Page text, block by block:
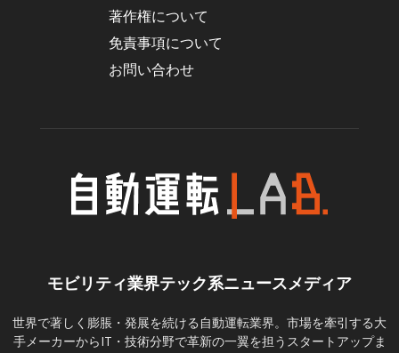
著作権について
免責事項について
お問い合わせ
モビリティ業界テック系ニュースメディア
世界で著しく膨脹・発展を続ける自動運転業界。市場を牽引する大
手メーカーからIT・技術分野で革新の一翼を担うスタートアップま